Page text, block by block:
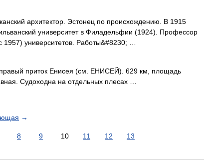
архитектор. Эстонец по происхождению. В 1915
университет в Филадельфии (1924). Профессор
1957) университетов. Работы&#8230; …
приток Енисея (см. ЕНИСЕЙ). 629 км, площадь
Судоходна на отдельных плесах …
→
8 9 10 11 12 13